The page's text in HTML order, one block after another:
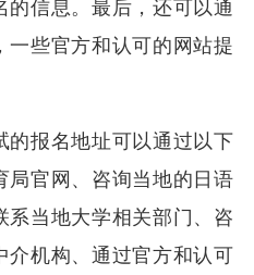
的信息。最后，还可以通
一些官方和认可的网站提
的报名地址可以通过以下
局官网、咨询当地的日语
系当地大学相关部门、咨
介机构、通过官方和认可